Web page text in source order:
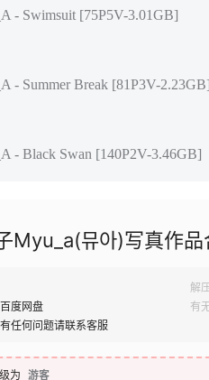
- Swimsuit [75P5V-3.01GB]
- Summer Break [81P3V-2.23GB]
- Black Swan [140P2V-3.46GB]
Myu_a(뮤아)写真作
解
百度网盘 有
有任何问题请联系客服
为 游客